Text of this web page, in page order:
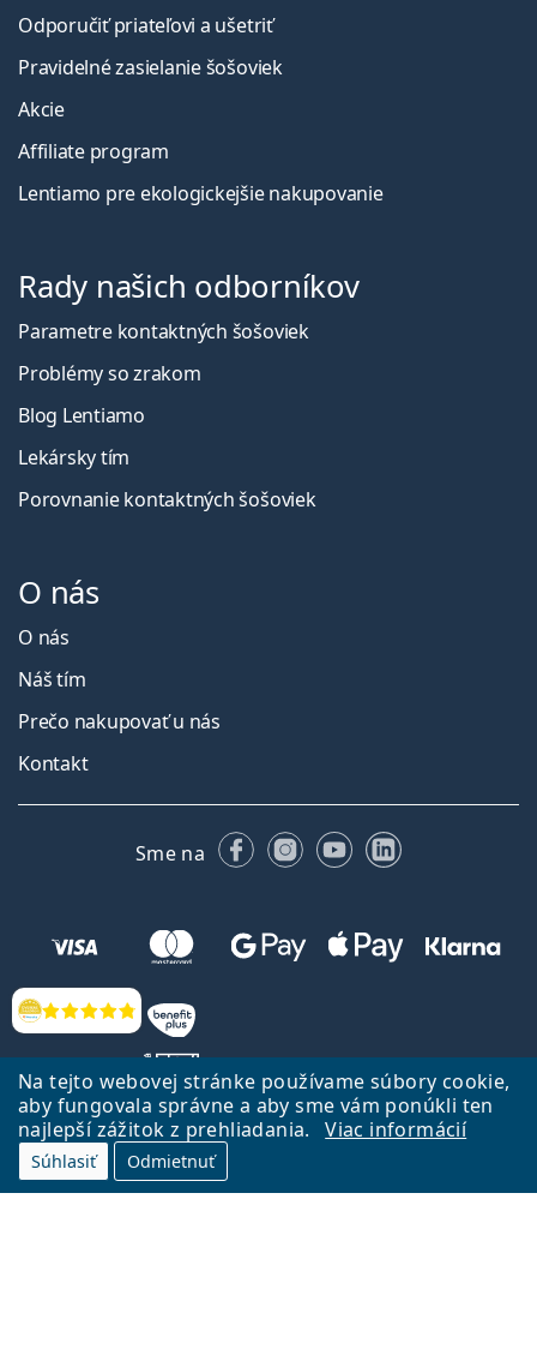
Na tejto webovej stránke používame súbory cookie,
aby fungovala správne a aby sme vám ponúkli ten
najlepší zážitok z prehliadania.
Viac informácií
Súhlasiť Odmietnuť
Hodnotenia
Odporučiť priateľovi a ušetriť
Pravidelné zasielanie šošoviek
Akcie
Affiliate program
Lentiamo pre ekologickejšie nakupovanie
Rady našich odborníkov
Parametre kontaktných šošoviek
Problémy so zrakom
Blog Lentiamo
Lekársky tím
Porovnanie kontaktných šošoviek
O nás
O nás
Náš tím
Prečo nakupovať u nás
Kontakt
Sme na FacebookuInstagrame
YouTubeLinkedIn
Späť na Úvodnu stránku
Lentiamo.sk vlastní a prevádzkuje spoločnosť Lentiamo s.r.o., Česká